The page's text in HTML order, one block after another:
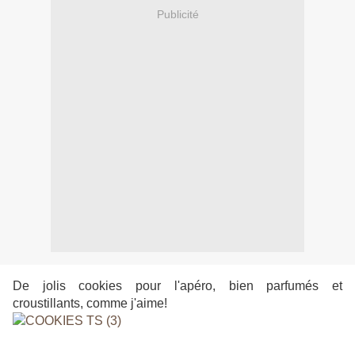
Publicité
De jolis cookies pour l'apéro, bien parfumés et
croustillants, comme j'aime!